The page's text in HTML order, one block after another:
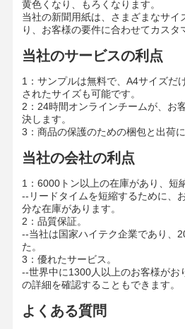
工場見学 品質管理 お問
事件 ブログ
灰色のボール紙
複式アパート板
オフセット ペーパー
アイボリー紙のペーパー
黄色くなり、もろくなります。
当社の新聞用紙は、さまざまなサイ
り、お客様の要件に合わせてカスタ
当社のサービスの利点
1：サンプルは無料で、A4サイズだ
されたサイズも可能です。
2：24時間オンラインチームが、お
決します。
3：商品の保護のための梱包と出荷
当社の会社の利点
1：6000トン以上の在庫があり、短
--リードタイムを短縮するために、
分な在庫があります。
2：品質保証。
--当社は国家ハイテク企業であり、
た。
3：優れたサービス。
--世界中に1300人以上のお客様がお
の詳細を確認することもできます。
よくある質問